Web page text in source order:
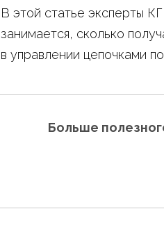
В этой статье эксперты
занимается, сколько
в управлении цепочками
Больше